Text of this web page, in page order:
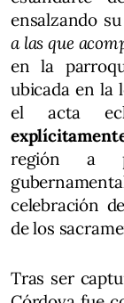
ensalzando
a las que
en la
ubicada en la
el acta
región a
celebración
de los
Tras ser